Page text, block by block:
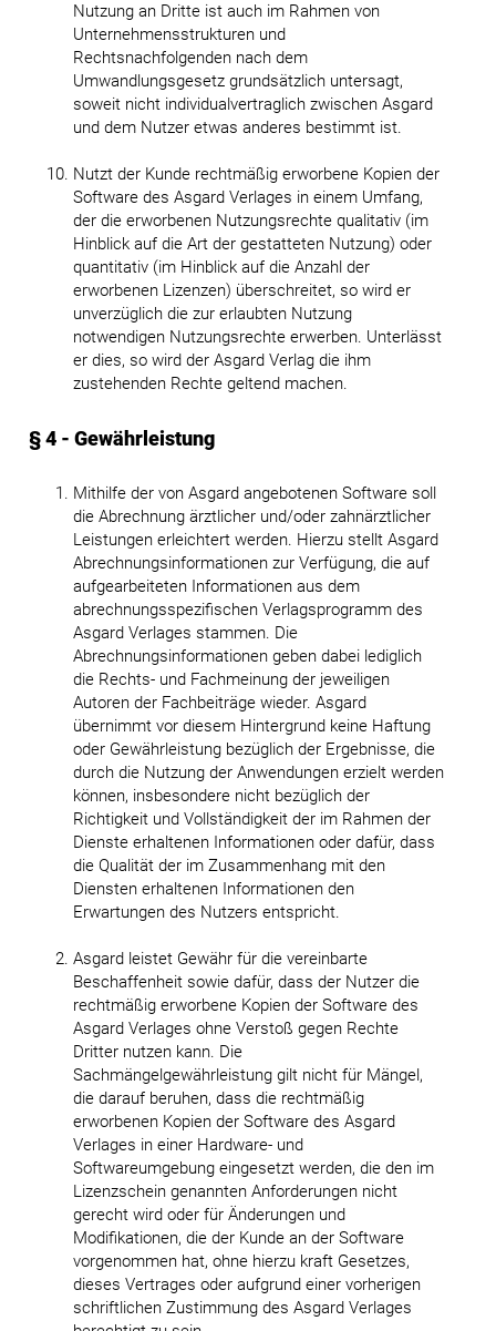
Nutzung an Dritte ist auch im Rahmen von
Unternehmensstrukturen und
Rechtsnachfolgenden nach dem
Umwandlungsgesetz grundsätzlich untersagt,
soweit nicht individualvertraglich zwischen Asgard
und dem Nutzer etwas anderes bestimmt ist.
Nutzt der Kunde rechtmäßig erworbene Kopien der
Software des Asgard Verlages in einem Umfang,
der die erworbenen Nutzungsrechte qualitativ (im
Hinblick auf die Art der gestatteten Nutzung) oder
quantitativ (im Hinblick auf die Anzahl der
erworbenen Lizenzen) überschreitet, so wird er
unverzüglich die zur erlaubten Nutzung
notwendigen Nutzungsrechte erwerben. Unterlässt
er dies, so wird der Asgard Verlag die ihm
zustehenden Rechte geltend machen.
§ 4 - Gewährleistung
Mithilfe der von Asgard angebotenen Software soll
die Abrechnung ärztlicher und/oder zahnärztlicher
Leistungen erleichtert werden. Hierzu stellt Asgard
Abrechnungsinformationen zur Verfügung, die auf
aufgearbeiteten Informationen aus dem
abrechnungsspezifischen Verlagsprogramm des
Asgard Verlages stammen. Die
Abrechnungsinformationen geben dabei lediglich
die Rechts- und Fachmeinung der jeweiligen
Autoren der Fachbeiträge wieder. Asgard
übernimmt vor diesem Hintergrund keine Haftung
oder Gewährleistung bezüglich der Ergebnisse, die
durch die Nutzung der Anwendungen erzielt werden
können, insbesondere nicht bezüglich der
Richtigkeit und Vollständigkeit der im Rahmen der
Dienste erhaltenen Informationen oder dafür, dass
die Qualität der im Zusammenhang mit den
Diensten erhaltenen Informationen den
Erwartungen des Nutzers entspricht.
Asgard leistet Gewähr für die vereinbarte
Beschaffenheit sowie dafür, dass der Nutzer die
rechtmäßig erworbene Kopien der Software des
Asgard Verlages ohne Verstoß gegen Rechte
Dritter nutzen kann. Die
Sachmängelgewährleistung gilt nicht für Mängel,
die darauf beruhen, dass die rechtmäßig
erworbenen Kopien der Software des Asgard
Verlages in einer Hardware- und
Softwareumgebung eingesetzt werden, die den im
Lizenzschein genannten Anforderungen nicht
gerecht wird oder für Änderungen und
Modifikationen, die der Kunde an der Software
vorgenommen hat, ohne hierzu kraft Gesetzes,
dieses Vertrages oder aufgrund einer vorherigen
schriftlichen Zustimmung des Asgard Verlages